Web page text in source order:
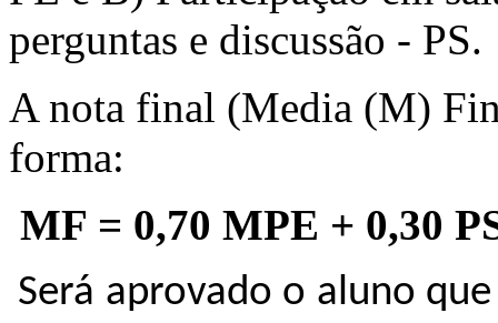
perguntas e discussão - PS.
A nota final (Media (M)
forma:
MF = 0,70 MPE + 0,30
Será aprovado o aluno